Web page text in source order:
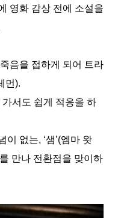
영화 감상 전에 소설을
음을 접하게 되어 트라
먼).
서도 쉽게 적응을 하
이 없는, ‘샘’(엠마 왓
만나 전환점을 맞이하